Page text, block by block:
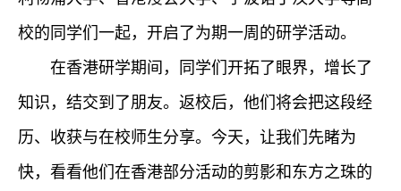
校的同学们一起，开启了为期一周的研学活动。
在香港研学期间，同学们开拓了眼界，增长了
知识，结交到了朋友。返校后，他们将会把这段经
历、收获与在校师生分享。今天，让我们先睹为
快，看看他们在香港部分活动的剪影和东方之珠的